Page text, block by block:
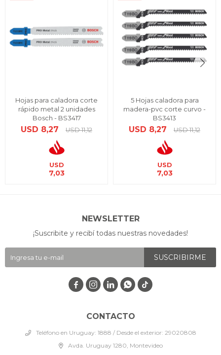
Hojas para caladora corte
rápido metal 2 unidades
Bosch - BS3417
USD 8,27 USD 11,12
USD
7,03
5 Hojas caladora para
madera-pvc corte curvo -
BS3413
USD 8,27 USD 11,12
USD
7,03
CONTACTO
Teléfono en Uruguay: 1888 / Desde el exterior: 29020808
Avda. Uruguay 1280, Montevideo
NEWSLETTER
¡Suscribite y recibí todas nuestras novedades!
SUSCRIBIRME
   